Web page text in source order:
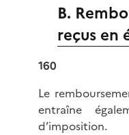
B.
reçus en
160
Le
entraîne
d’imposition.